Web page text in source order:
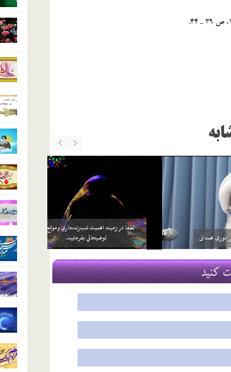
خودش، چيزي را
سلامي كه بعد از اتمام نماز به 3 امام داده مي‌شود منشأ
آن چيست؟
2 اسفند 96
کنید